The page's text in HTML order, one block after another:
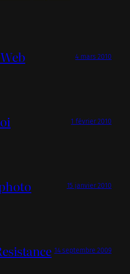
4 mars 2010
1 février 2010
15 janvier 2010
14 septembre 2009